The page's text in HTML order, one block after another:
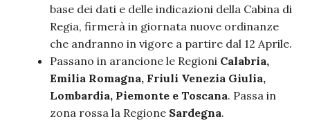
base dei dati e delle indicazioni della Cabina di
Regia, firmerà in giornata nuove ordinanze
che andranno in vigore a partire dal 12 Aprile.
Passano in arancione le Regioni Calabria,
Emilia Romagna, Friuli Venezia Giulia,
Lombardia, Piemonte e Toscana. Passa in
zona rossa la Regione Sardegna.